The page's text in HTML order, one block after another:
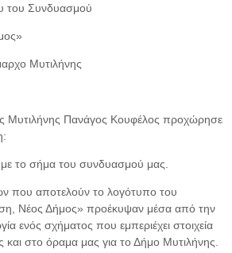
του Συνδυασμού
Μυτιλήνης
Μυτιλήνης Πανάγος Κουφέλος προχώρησε
το σήμα του συνδυασμού μας.
που αποτελούν το λογότυπο του
Νέος Δήμος» προέκυψαν μέσα από την
ενός σχήματος που εμπεριέχει στοιχεία
και στο όραμα μας για το Δήμο Μυτιλήνης.